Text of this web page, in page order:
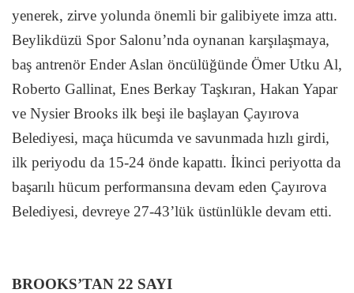
yenerek, zirve yolunda önemli bir galibiyete imza attı.
Beylikdüzü Spor Salonu’nda oynanan karşılaşmaya,
baş antrenör Ender Aslan öncülüğünde Ömer Utku Al,
Roberto Gallinat, Enes Berkay Taşkıran, Hakan Yapar
ve Nysier Brooks ilk beşi ile başlayan Çayırova
Belediyesi, maça hücumda ve savunmada hızlı girdi,
ilk periyodu da 15-24 önde kapattı. İkinci periyotta da
başarılı hücum performansına devam eden Çayırova
Belediyesi, devreye 27-43’lük üstünlükle devam etti.
BROOKS’TAN 22 SAYI